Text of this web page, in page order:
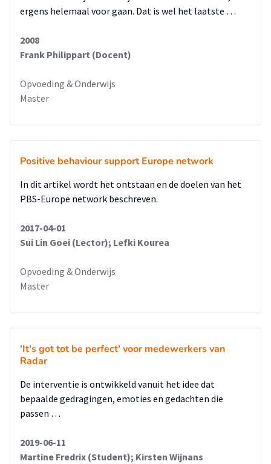
ergens helemaal voor gaan. Dat is wel het laatste …
2008
Frank Philippart (Docent)
Opvoeding & Onderwijs
Master
Positive behaviour support Europe network
In dit artikel wordt het ontstaan en de doelen van het
PBS-Europe network beschreven.
2017-04-01
Sui Lin Goei (Lector); Lefki Kourea
Opvoeding & Onderwijs
Master
'It's got tot be perfect' voor medewerkers van
Radar
De interventie is ontwikkeld vanuit het idee dat
bepaalde gedragingen, emoties en gedachten die
passen …
2019-06-11
Martine Fredrix (Student); Kirsten Wijnans